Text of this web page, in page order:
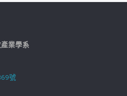
業學系
號